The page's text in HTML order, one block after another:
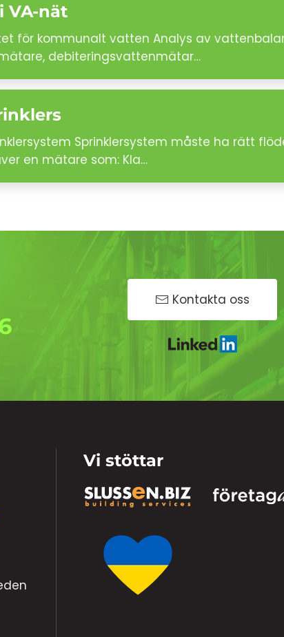
VA-nät
för kommunalt vatten Analys av
debiteringsvattenmätar…
Sprinklersystem måste ha rätt
en mätare som: Kla…
Kontakta oss
Vi stöttar